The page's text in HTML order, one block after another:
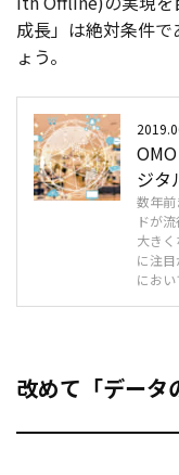
成長」は絶対条件
ょう。
ジタ
数年
ドが
大き
に注
にお
改めて「データ